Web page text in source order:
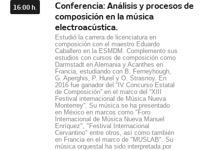
16:00 h.
Conferencia: Análisis y procesos de
composición en la música
electroacústica.
Estudió la carrera de licenciatura en
composición con el maestro Eduardo
Caballero en la ESMDM. Complemento sus
estudios con cursos de composición como
Darmstadt en Alemania y Acanthes en
Francia, estudiando con B. Ferneyhough,
G. Aperghis, P. Hurel y O. Strasnoy. En
2016 fue ganador del “IV Concurso Estatal
de Composición” en el marco del “XIII
Festival internacional de Música Nueva
Monterrey”. Su música se ha presentado
en México en marcos como "Foro
Internacional de Música Nueva Manuel
Enríquez", "Festival Internacional
Cervantino" entre otros, así como también
en Francia en el marco de "MUSLAB". Su
música orquestal ha sido interpretada por